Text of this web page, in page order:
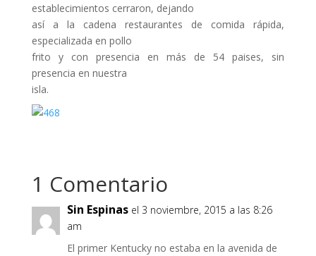
establecimientos cerraron, dejando
así a la cadena restaurantes de comida rápida,
especializada en pollo
frito y con presencia en más de 54 paises, sin
presencia en nuestra
isla.
1 Comentario
Sin Espinas el 3 noviembre, 2015 a las 8:26
am
El primer Kentucky no estaba en la avenida de